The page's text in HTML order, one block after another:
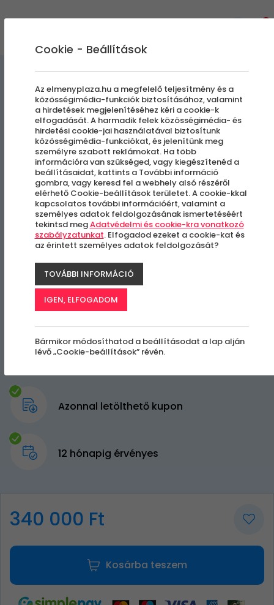
Mazda MX5 oktató csomag
pályaautózáshoz
KakucsRing - Kakucs
Azonnal letölthető kupon
12 hónapig érvényes
340 000 Ft
Kosárba teszem
Cookie - Beállítások
Az elmenyplaza.hu a megfelelő teljesítmény és a
közösségimédia-funkciók biztosításához, valamint
a hirdetések megjelenítéséhez kéri a cookie-k
elfogadását. A harmadik felek közösségimédia- és
hirdetési cookie-jai használatával biztosítunk
közösségimédia-funkciókat, és jelenítünk meg
személyre szabott reklámokat. Ha több
információra van szükséged, vagy kiegészítenéd a
beállításaidat, kattints a További információ
gombra, vagy keresd fel a webhely alsó részéről
elérhető Cookie-beállítások területet. A cookie-kkal
kapcsolatos további információért, valamint a
személyes adatok feldolgozásának ismertetéséért
tekintsd megAdatvédelmi és cookie-kra vonatkozó
szabályzatunkat. Elfogadod ezeket a cookie-kat és
az érintett személyes adatok feldolgozását?
TOVÁBBI INFORMÁCIÓ
IGEN, ELFOGADOM
Bármikor módosíthatod a beállításodat a lap alján
lévő „Cookie-beállítások” révén.